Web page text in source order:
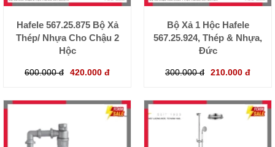
Hafele 567.25.875 Bộ Xả
Thép/ Nhựa Cho Chậu 2
Hộc
600.000 đ 420.000 đ
Bộ Xả 1 Hộc Hafele
567.25.924, Thép & Nhựa,
Đức
300.000 đ 210.000 đ